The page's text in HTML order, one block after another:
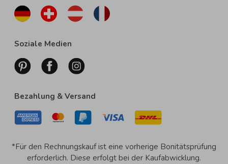
Soziale Medien
Bezahlung & Versand
*Für den Rechnungskauf ist eine vorherige Bonitätsprüfung
erforderlich. Diese erfolgt bei der Kaufabwicklung.